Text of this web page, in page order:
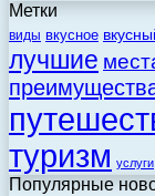
Метки
виды вкусное
лучшие
туризм услуги
Популярные